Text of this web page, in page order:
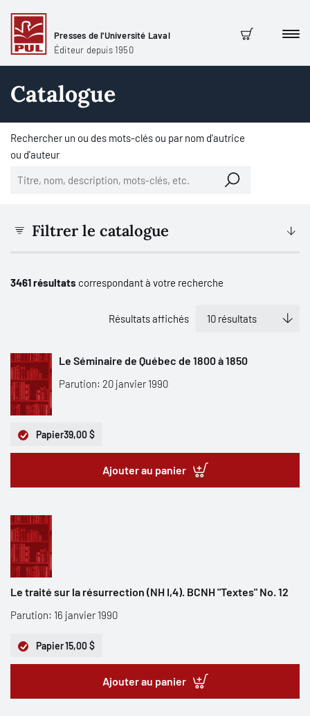
Presses de l'Université Laval
Éditeur depuis 1950
Panier
Catalogue
Rechercher un ou des mots-clés ou par nom d'autrice
ou d'auteur
Filtrer le catalogue
3461 résultats correspondant à votre recherche
Résultats affichés
Le Séminaire de Québec de 1800 à 1850
Parution: 20 janvier 1990
Papier39,00 $
Ajouter au panier
Le traité sur la résurrection (NH I,4). BCNH "Textes" No. 12
Parution: 16 janvier 1990
Papier15,00 $
Ajouter au panier